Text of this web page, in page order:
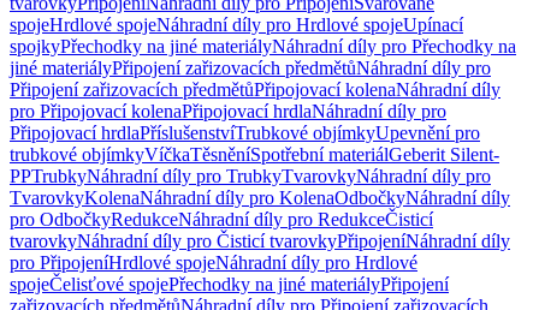
spojeHrdlové spojeNáhradní díly pro Hrdlové spojeUpínací
spojkyPřechodky na jiné materiályNáhradní díly pro Přechodky na
jiné materiályPřipojení zařizovacích předmětůNáhradní díly pro
Připojení zařizovacích předmětůPřipojovací kolenaNáhradní díly
pro Připojovací kolenaPřipojovací hrdlaNáhradní díly pro
Připojovací hrdlaPříslušenstvíTrubkové objímkyUpevnění pro
trubkové objímkyVíčkaTěsněníSpotřební materiálGeberit Silent-
PPTrubkyNáhradní díly pro TrubkyTvarovkyNáhradní díly pro
TvarovkyKolenaNáhradní díly pro KolenaOdbočkyNáhradní díly
pro OdbočkyRedukceNáhradní díly pro RedukceČisticí
tvarovkyNáhradní díly pro Čisticí tvarovkyPřipojeníNáhradní díly
pro PřipojeníHrdlové spojeNáhradní díly pro Hrdlové
spojeČelisťové spojePřechodky na jiné materiályPřipojení
zařizovacích předmětůNáhradní díly pro Připojení zařizovacích